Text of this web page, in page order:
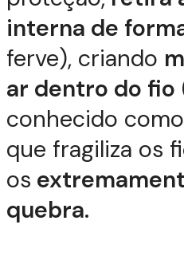
interna de
ferve), criando
ar dentro do fio
conhecido
que fragiliza os
os
quebra.